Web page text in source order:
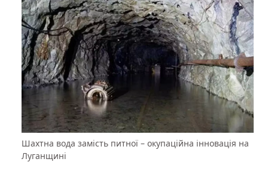
Шахтна вода замість питної – окупаційна інновація на
Луганщині